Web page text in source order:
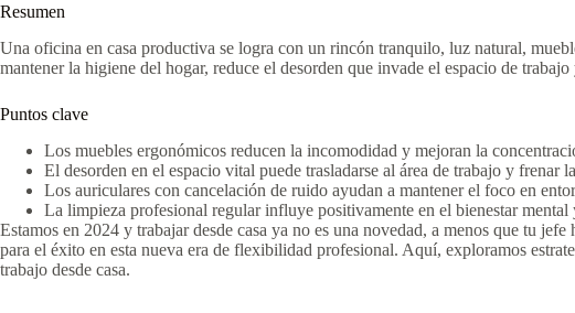
Resumen
Una oficina en casa productiva se logra con un rincón tranquilo, luz natural,
mantener la higiene del hogar, reduce el desorden que invade el espacio de
Puntos clave
Los muebles ergonómicos reducen la incomodidad y mejoran la
El desorden en el espacio vital puede trasladarse al área de trabajo y frenar
Los auriculares con cancelación de ruido ayudan a mantener el foco en
La limpieza profesional regular influye positivamente en el bienestar
Estamos en 2024 y trabajar desde casa ya no es una novedad, a menos que tu
para el éxito en esta nueva era de flexibilidad profesional. Aquí, exploramos
trabajo desde casa.